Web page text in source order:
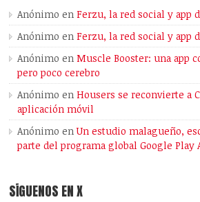
Anónimo enFerzu, la red social y app
Anónimo enFerzu, la red social y app
Anónimo enMuscle Booster: una app
pero poco cerebro
Anónimo enHousers se reconvierte a
aplicación móvil
Anónimo enUn estudio malagueño,
parte del programa global Google Play
SÍGUENOS EN X